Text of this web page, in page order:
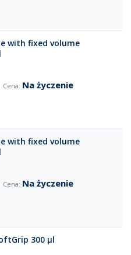
with fixed volume
Na życzenie
with fixed volume
Na życzenie
300 µl